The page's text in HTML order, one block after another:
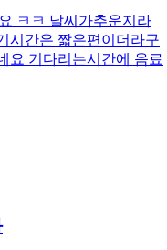
ㅋㅋ 날씨가추운지라
시간은 짧은편이더라구
요 기다리는시간에 음료